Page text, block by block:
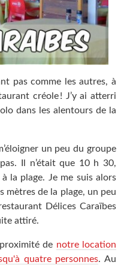
pas comme les autres, à
créole ! J’y ai atterri
dans les alentours de la
un peu du groupe
Il n’était que 10 h 30,
la plage. Je me suis alors
mètres de la plage, un peu
Délices Caraïbes
attiré.
de notre location
quatre personnes. Au